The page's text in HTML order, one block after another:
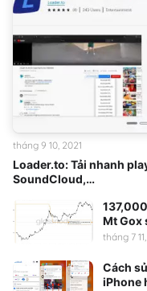
Loader.to: Tải nhanh
SoundCloud,…
tháng 9 10, 2021
Mt Gox
tháng 7
Cách
iPhone